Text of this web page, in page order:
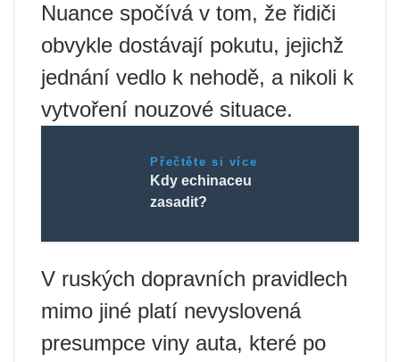
Nuance spočívá v tom, že řidiči
obvykle dostávají pokutu, jejichž
jednání vedlo k nehodě, a nikoli k
vytvoření nouzové situace.
Přečtěte si více
Kdy echinaceu
zasadit?
V ruských dopravních pravidlech
mimo jiné platí nevyslovená
presumpce viny auta, které po